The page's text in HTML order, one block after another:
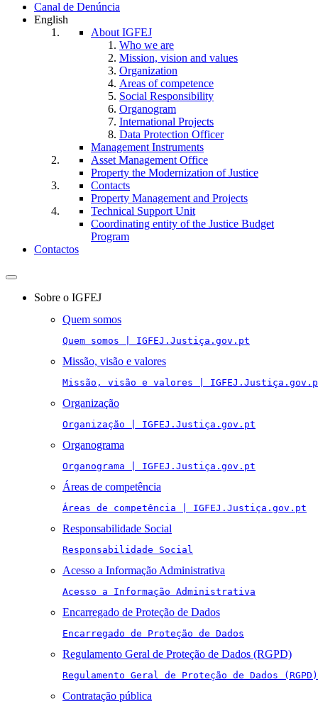
Canal de Denúncia
English
About IGFEJ
Who we are
Mission, vision and values
Organization
Areas of competence
Social Responsibility
Organogram
International Projects
Data Protection Officer
Management Instruments
Asset Management Office
Property the Modernization of Justice
Contacts
Property Management and Projects
Technical Support Unit
Coordinating entity of the Justice Budget
Program
Contactos
Toggle
navigationSobre o IGFEJ
Quem somos
Quem somos | IGFEJ.Justiça.gov.pt
Missão, visão e valores
Missão, visão e valores |
Organização
Organização | IGFEJ.Justiça.gov.pt
Organograma
Organograma | IGFEJ.Justiça.gov.pt
Áreas de competência
Áreas de competência | IGFEJ.Justiça.gov.pt
Responsabilidade Social
Responsabilidade Social
Acesso a Informação Administrativa
Acesso a Informação Administrativa
Encarregado de Proteção de Dados
Encarregado de Proteção de Dados
Regulamento Geral de Proteção de Dados (RGPD)
Regulamento Geral de Proteção de Dados (RGPD)
Contratação pública